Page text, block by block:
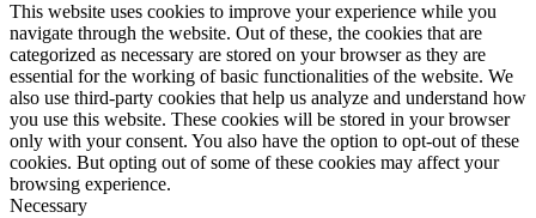
This website uses cookies to improve your experience while you
navigate through the website. Out of these, the cookies that are
categorized as necessary are stored on your browser as they are
essential for the working of basic functionalities of the website. We
also use third-party cookies that help us analyze and understand how
you use this website. These cookies will be stored in your browser
only with your consent. You also have the option to opt-out of these
cookies. But opting out of some of these cookies may affect your
browsing experience.
Necessary